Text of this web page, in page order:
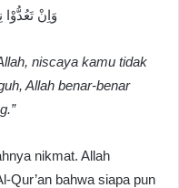
وَاِنْ تَعُدُّوْا
niscaya kamu tidak
Allah benar-benar
nikmat. Allah
Qur’an bahwa siapa pun